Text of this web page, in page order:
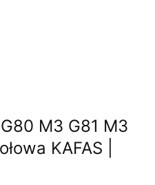
M3 G81 M3
KAFAS |